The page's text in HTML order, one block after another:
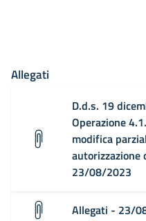
Allegati
D.d.s. 19
Operazione
modifica
autorizzazione
23/08/2023
Allegati - 23/